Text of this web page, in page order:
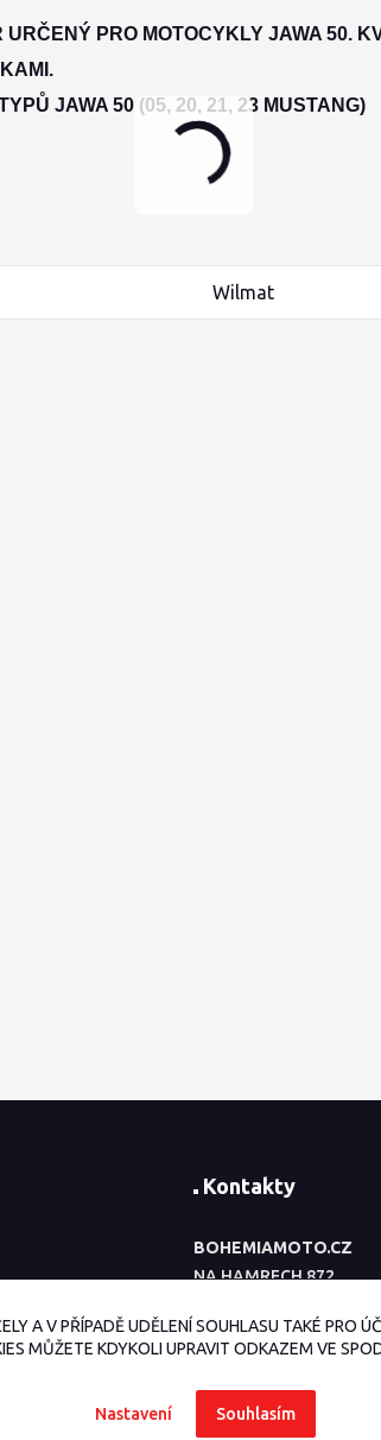
PRO MOTOCYKLY JAWA 50.
JAWA 50 (05, 20, 21, 23 MUSTANG)
Wilmat
Kontakty
BOHEMIAMOTO.CZ
NA HAMRECH 872
+420 723 535 514
A V PŘÍPADĚ UDĚLENÍ SOUHLASU TAKÉ PRO
MŮŽETE KDYKOLI UPRAVIT ODKAZEM VE
Nastavení Souhlasím